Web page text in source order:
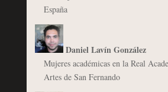
España
Daniel Lavín González
Mujeres académicas en la Real
Artes de San Fernando